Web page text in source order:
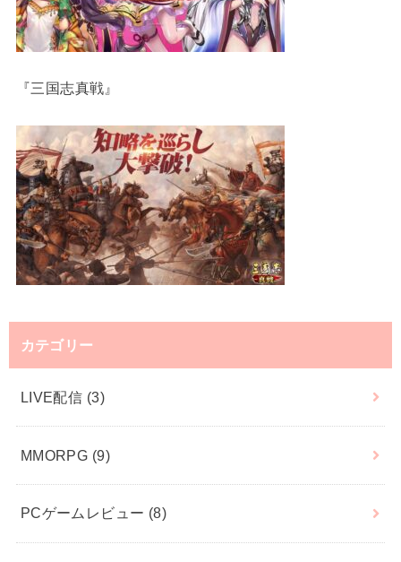
『三国志真戦』
カテゴリー
LIVE配信 (3)
MMORPG (9)
PCゲームレビュー (8)